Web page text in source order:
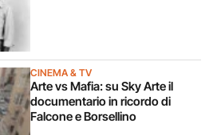
CINEMA & TV
Arte vs Mafia: su Sky Arte il
documentario in ricordo di
Falcone e Borsellino